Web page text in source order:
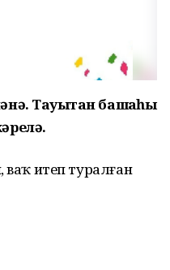
Тауыҡтан башҡаһы
ваҡ итеп туралған